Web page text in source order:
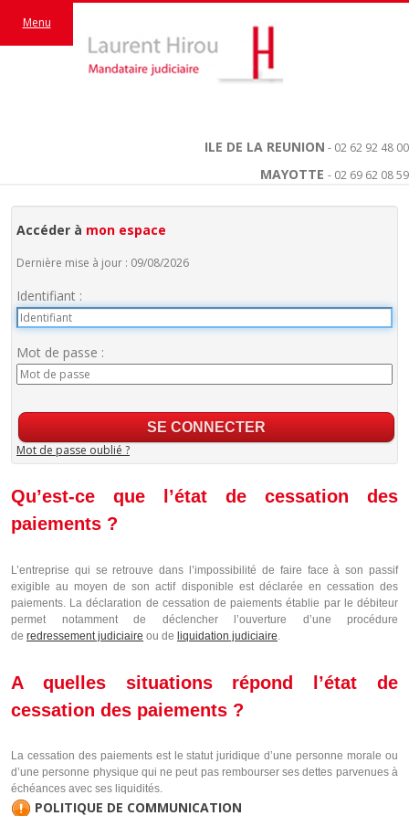
ILE DE LA REUNION - 02 62 92 48 00
MAYOTTE - 02 69 62 08 59
Menu
Accéder à mon espace
Dernière mise à jour : 09/08/2026
Identifiant :
Mot de passe :
Mot de passe oublié ?
Qu’est-ce que l’état de cessation des
paiements ?
L’entreprise qui se retrouve dans l’impossibilité de faire face à son passif
exigible au moyen de son actif disponible est déclarée en cessation des
paiements. La déclaration de cessation de paiements établie par le débiteur
permet notamment de déclencher l’ouverture d’une procédure
de redressement judiciaire ou de liquidation judiciaire.
A quelles situations répond l’état de
cessation des paiements ?
La cessation des paiements est le statut juridique d’une personne morale ou
d’une personne physique qui ne peut pas rembourser ses dettes parvenues à
échéances avec ses liquidités.
POLITIQUE DE COMMUNICATION